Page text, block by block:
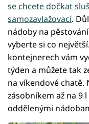
se chcete dočkat
samozavlažovací.
nádoby na
vyberte si co
kontejnerech vám
týden a můžete tak
na víkendové
zásobníkem až na 9
oddělenými